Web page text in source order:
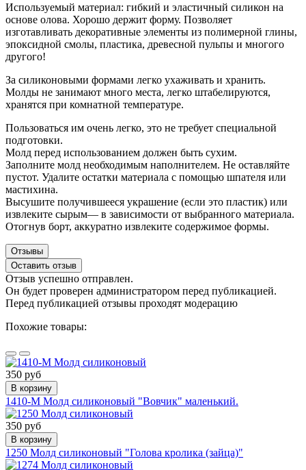
Используемый материал: гибкий и эластичный силикон на
основе олова. Хорошо держит форму. Позволяет
изготавливать декоративные элементы из полимерной глины,
эпоксидной смолы, пластика, древесной пульпы и многого
другого!
За силиконовыми формами легко ухаживать и хранить.
Молды не занимают много места, легко штабелируются,
хранятся при комнатной температуре.
Пользоваться им очень легко, это не требует специальной
подготовки.
Молд перед использованием должен быть сухим.
Заполните молд необходимым наполнителем. Не оставляйте
пустот. Удалите остатки материала с помощью шпателя или
мастихина.
Высушите получившееся украшение (если это пластик) или
извлеките сырым— в зависимости от выбранного материала.
Отогнув борт, аккуратно извлеките содержимое формы.
Отзывы
Оставить отзыв
Отзыв успешно отправлен.
Он будет проверен администратором перед публикацией.
Перед публикацией отзывы проходят модерацию
Похожие товары:
350 руб
В корзину
1410-М Молд силиконовый "Вовчик" маленький.
350 руб
В корзину
1250 Молд силиконовый "Голова кролика (зайца)"